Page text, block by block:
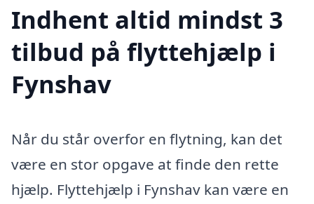
Indhent altid mindst 3
tilbud på flyttehjælp i
Fynshav
Når du står overfor en flytning, kan det
være en stor opgave at finde den rette
hjælp. Flyttehjælp i Fynshav kan være en